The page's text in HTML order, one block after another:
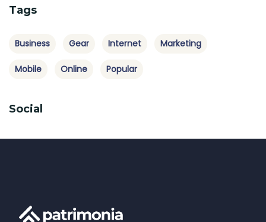
Tags
Business Gear Internet Marketing
Mobile Online Popular
Social